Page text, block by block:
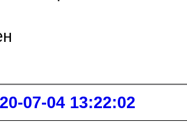
07-04 13:22:02